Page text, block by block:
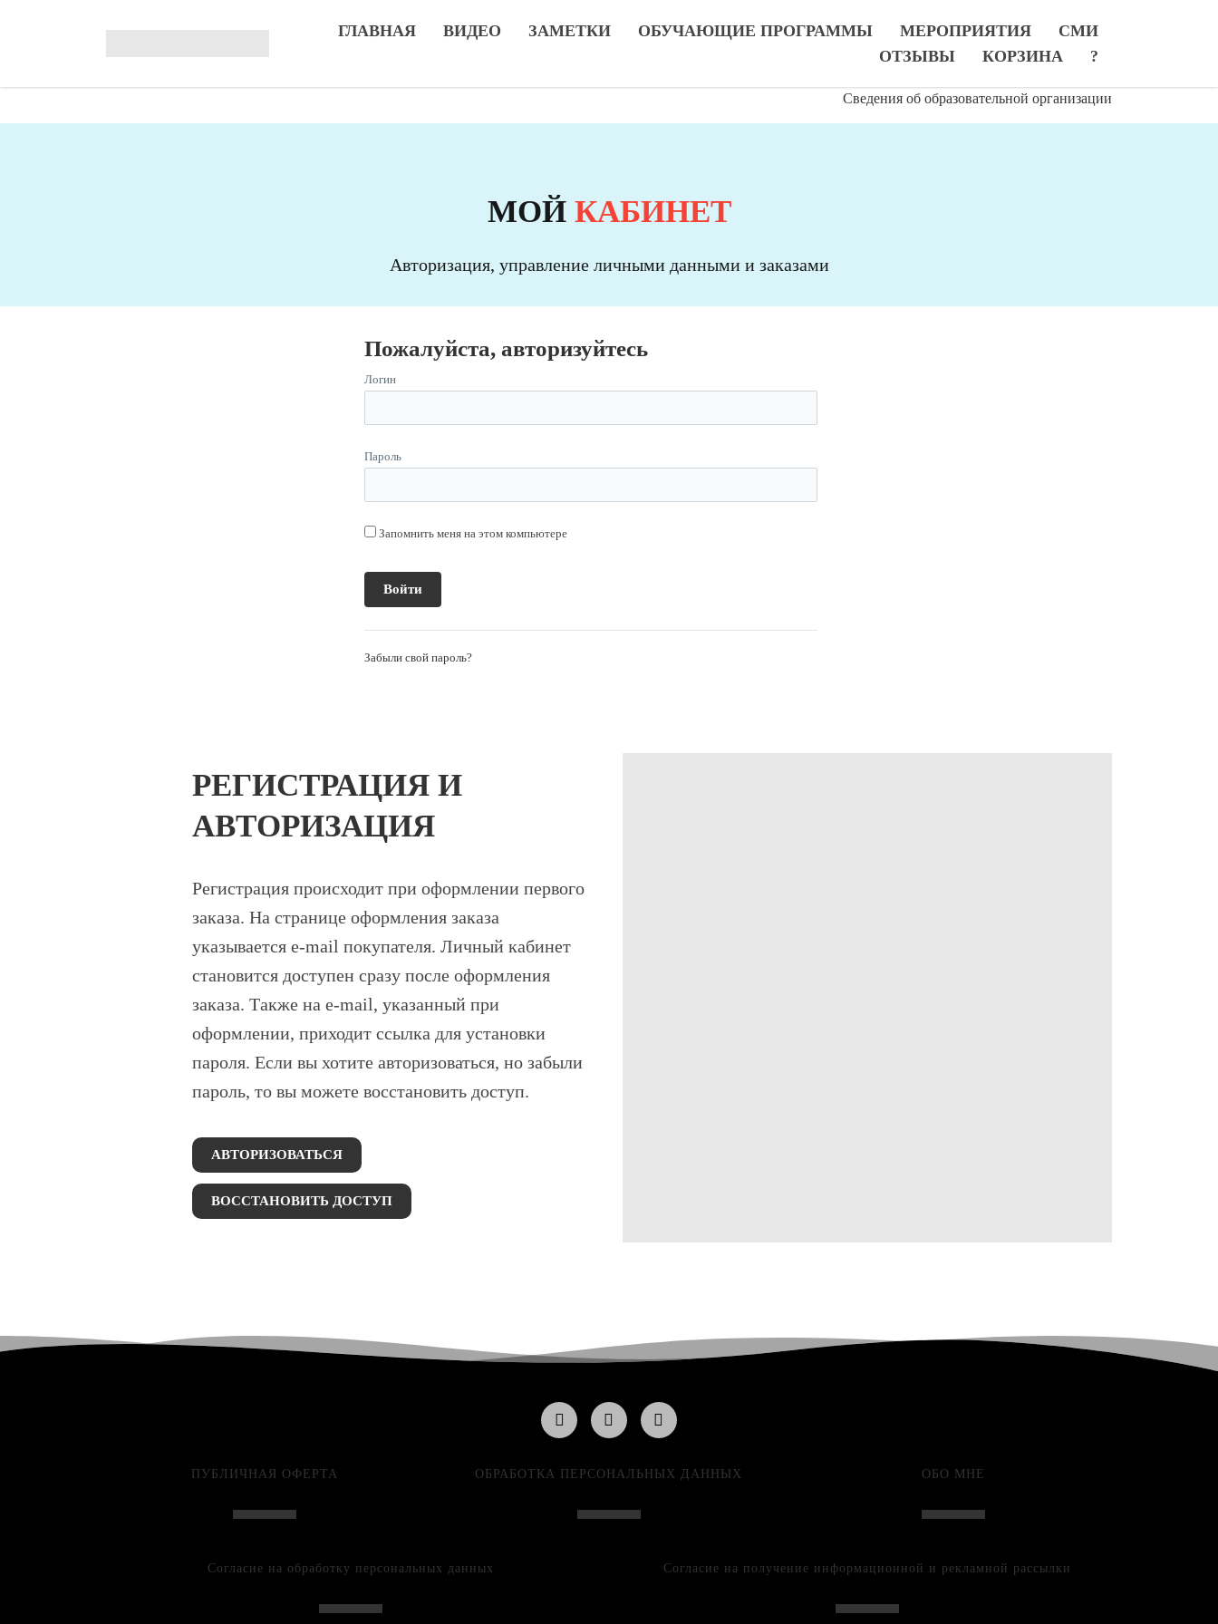
ГЛАВНАЯ ВИДЕО ЗАМЕТКИ ОБУЧАЮЩИЕ ПРОГРАММЫ МЕРОПРИЯТИЯ
СМИ
ОТЗЫВЫ
КОРЗИНА ?
Сведения об образовательной организации
МОЙ КАБИНЕТ
Авторизация, управление личными данными и заказами
Пожалуйста, авторизуйтесь
Логин
Пароль
Запомнить меня на этом компьютере
Забыли свой пароль?
РЕГИСТРАЦИЯ И
АВТОРИЗАЦИЯ
Регистрация происходит при оформлении первого
заказа. На странице оформления заказа
указывается e-mail покупателя. Личный кабинет
становится доступен сразу после оформления
заказа. Также на e-mail, указанный при
оформлении, приходит ссылка для установки
пароля. Если вы хотите авторизоваться, но забыли
пароль, то вы можете восстановить доступ.
АВТОРИЗОВАТЬСЯ
ВОССТАНОВИТЬ ДОСТУП
ПУБЛИЧНАЯ ОФЕРТА ОБРАБОТКА ПЕРСОНАЛЬНЫХ ДАННЫХ ОБО МНЕ
Согласие на обработку персональных данных Согласие на получение информационной и рекламной рассылки